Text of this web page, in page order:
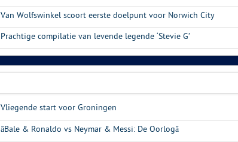
Van Wolfswinkel scoort eerste doelpunt voor Norwich City
Prachtige compilatie van levende legende ‘Stevie G’
Vliegende start voor Groningen
âBale & Ronaldo vs Neymar & Messi: De Oorlogâ